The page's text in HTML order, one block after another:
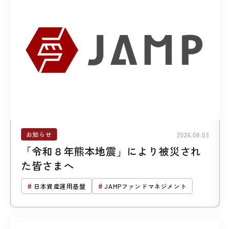
お知らせ 2026.08.03
「令和８年熊本地震」により被災され
た皆さまへ
日本資産運用基盤 JAMPファンドマネジメント